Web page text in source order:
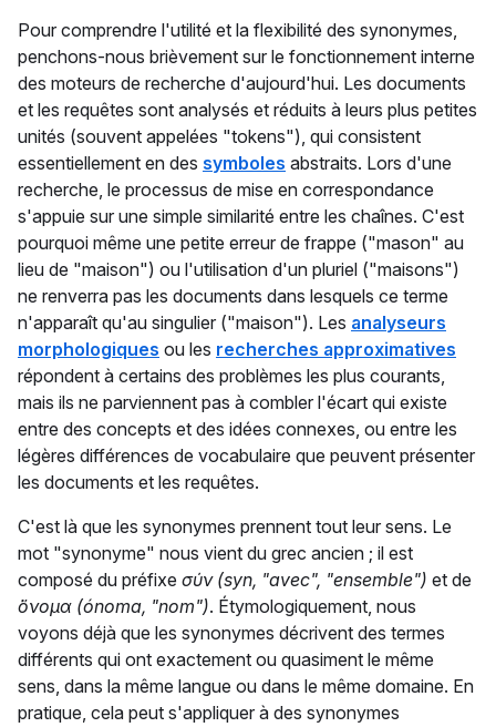
Pour comprendre l'utilité et la flexibilité des synonymes,
penchons-nous brièvement sur le fonctionnement interne
des moteurs de recherche d'aujourd'hui. Les documents
et les requêtes sont analysés et réduits à leurs plus petites
unités (souvent appelées "tokens"), qui consistent
essentiellement en des symboles abstraits. Lors d'une
recherche, le processus de mise en correspondance
s'appuie sur une simple similarité entre les chaînes. C'est
pourquoi même une petite erreur de frappe ("mason" au
lieu de "maison") ou l'utilisation d'un pluriel ("maisons")
ne renverra pas les documents dans lesquels ce terme
n'apparaît qu'au singulier ("maison"). Les analyseurs
morphologiques ou les recherches approximatives
répondent à certains des problèmes les plus courants,
mais ils ne parviennent pas à combler l'écart qui existe
entre des concepts et des idées connexes, ou entre les
légères différences de vocabulaire que peuvent présenter
les documents et les requêtes.
C'est là que les synonymes prennent tout leur sens. Le
mot "synonyme" nous vient du grec ancien ; il est
composé du préfixe σύν (syn, "avec", "ensemble") et de
ὄνομα (ónoma, "nom"). Étymologiquement, nous
voyons déjà que les synonymes décrivent des termes
différents qui ont exactement ou quasiment le même
sens, dans la même langue ou dans le même domaine. En
pratique, cela peut s'appliquer à des synonymes